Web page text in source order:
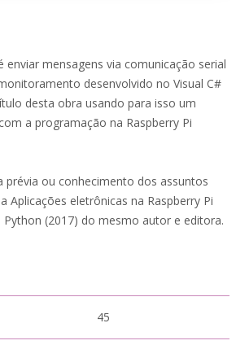
enviar mensagens via comunicação serial
desenvolvido no Visual C#
desta obra usando para isso um
a programação na Raspberry Pi
prévia ou conhecimento dos assuntos
Aplicações eletrônicas na Raspberry Pi
(2017) do mesmo autor e editora.
45